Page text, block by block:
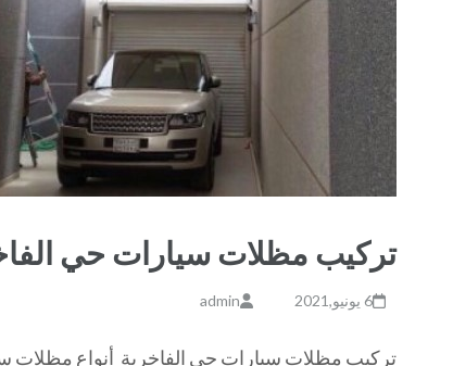
تركيب مظلات سيارات حي
6 يونيو,2021 admin
تركيب مظلات سيارات حي الفاخرية أنواع مظلات